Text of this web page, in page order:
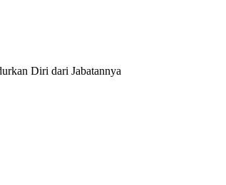
Diri dari Jabatannya